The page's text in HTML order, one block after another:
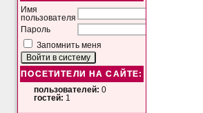
Имя
пользователя
Пароль
Запомнить меня
ПОСЕТИТЕЛИ НА САЙТЕ:
пользователей: 0
гостей: 1